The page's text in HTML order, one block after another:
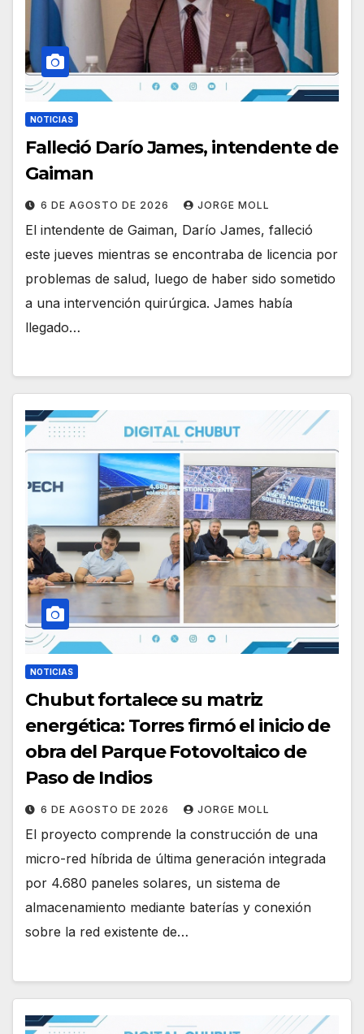
NOTICIAS
Falleció Darío James, intendente de
Gaiman
6 DE AGOSTO DE 2026 JORGE MOLL
El intendente de Gaiman, Darío James, falleció
este jueves mientras se encontraba de licencia por
problemas de salud, luego de haber sido sometido
a una intervención quirúrgica. James había
llegado…
NOTICIAS
Chubut fortalece su matriz
energética: Torres firmó el inicio de
obra del Parque Fotovoltaico de
Paso de Indios
6 DE AGOSTO DE 2026 JORGE MOLL
El proyecto comprende la construcción de una
micro-red híbrida de última generación integrada
por 4.680 paneles solares, un sistema de
almacenamiento mediante baterías y conexión
sobre la red existente de…